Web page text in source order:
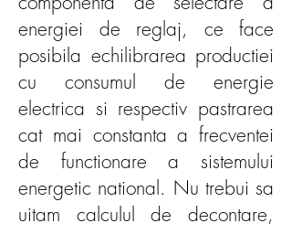
energiei de reglaj, ce face
posibila echilibrarea productiei
cu consumul de energie
electrica si respectiv pastrarea
cat mai constanta a frecventei
de functionare a sistemului
energetic national. Nu trebui sa
uitam calculul de decontare,